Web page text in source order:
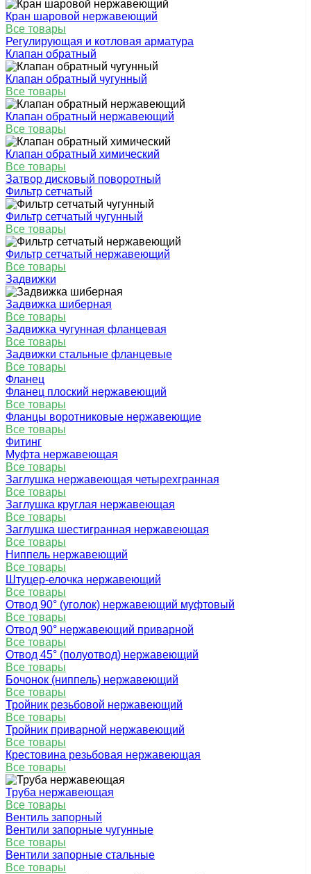
Кран шаровой нержавеющий
Все товары
Регулирующая и котловая арматура
Клапан обратный
Клапан обратный чугунный
Все товары
Клапан обратный нержавеющий
Все товары
Клапан обратный химический
Все товары
Затвор дисковый поворотный
Фильтр сетчатый
Фильтр сетчатый чугунный
Все товары
Фильтр сетчатый нержавеющий
Все товары
Задвижки
Задвижка шиберная
Все товары
Задвижка чугунная фланцевая
Все товары
Задвижки стальные фланцевые
Все товары
Фланец
Фланец плоский нержавеющий
Все товары
Фланцы воротниковые нержавеющие
Все товары
Фитинг
Муфта нержавеющая
Все товары
Заглушка нержавеющая четырехгранная
Все товары
Заглушка круглая нержавеющая
Все товары
Заглушка шестигранная нержавеющая
Все товары
Ниппель нержавеющий
Все товары
Штуцер-елочка нержавеющий
Все товары
Отвод 90° (уголок) нержавеющий муфтовый
Все товары
Отвод 90° нержавеющий приварной
Все товары
Отвод 45° (полуотвод) нержавеющий
Все товары
Бочонок (ниппель) нержавеющий
Все товары
Тройник резьбовой нержавеющий
Все товары
Тройник приварной нержавеющий
Все товары
Крестовина резьбовая нержавеющая
Все товары
Труба нержавеющая
Все товары
Вентиль запорный
Вентили запорные чугунные
Все товары
Вентили запорные стальные
Все товары